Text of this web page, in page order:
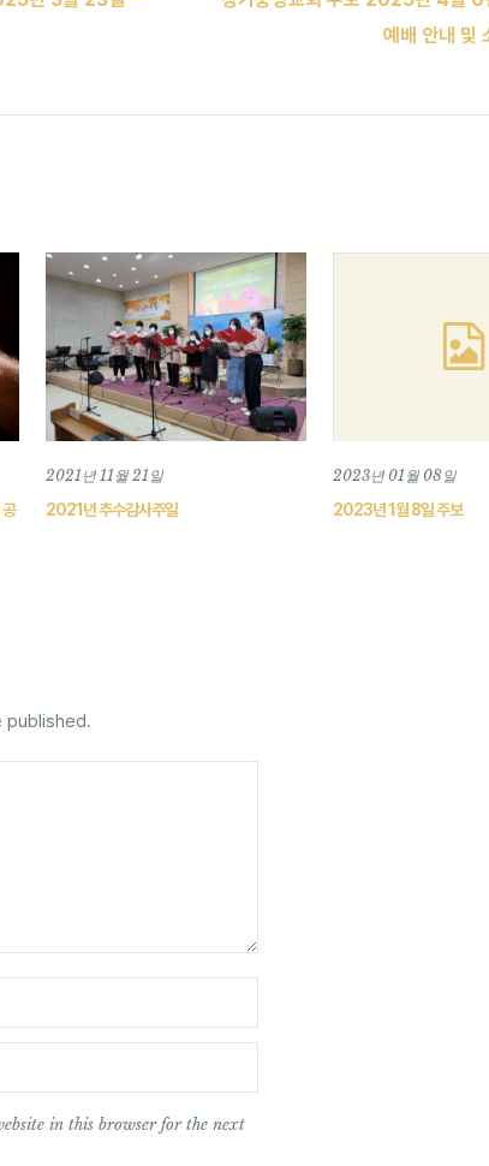
예배 안내 및
2021년 11월 21일
2021년 추수감사주일
2023년 01월 08일
2023년 1월 8일 주보
published.
in this browser for the next